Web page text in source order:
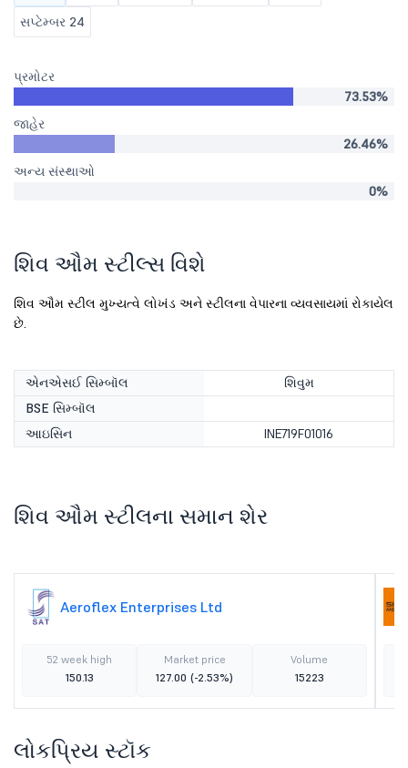
સપ્ટેમ્બર 24
પ્રમોટર
73.53%
જાહેર
26.46%
અન્ય સંસ્થાઓ
0%
શિવ ઔમ સ્ટીલ્સ વિશે
શિવ ઔમ સ્ટીલ મુખ્યત્વે લોખંડ અને સ્ટીલના વેપારના વ્યવસાયમાં રોકાયેલ
છે.
એનએસઈ સિમ્બૉલ
શિવુમ
BSE સિમ્બૉલ
આઇસિન
INE719F01016
શિવ ઔમ સ્ટીલના સમાન શેર
Aeroflex Enterprises Ltd
52 week high
150.13
Market price
127.00 (-2.53%)
Volume
15223
લોકપ્રિય સ્ટૉક